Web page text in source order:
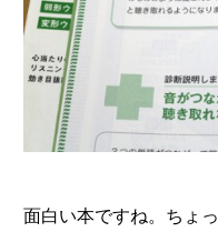
面白い本ですね。ちょ